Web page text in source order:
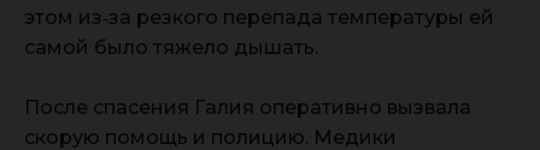
этом из‑за резкого перепада температуры ей
самой было тяжело дышать.
После спасения Галия оперативно вызвала
скорую помощь и полицию. Медики